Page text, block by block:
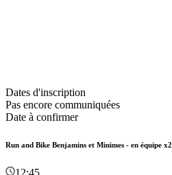
Dates d'inscription
Pas encore communiquées
Date à confirmer
Run and Bike Benjamins et Minimes - en équipe x2
12:45